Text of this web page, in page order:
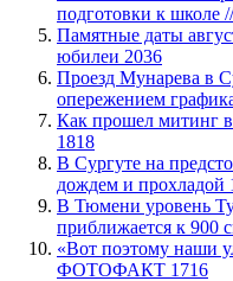
подготовки к
​Памятные даты
юбилеи 2036
​Проезд Мунарева в
опережением
Как прошел митинг
1818
В Сургуте на
дождем и прохладой
В Тюмени уровень
приближается к 900
«Вот поэтому наши
ФОТОФАКТ 1716